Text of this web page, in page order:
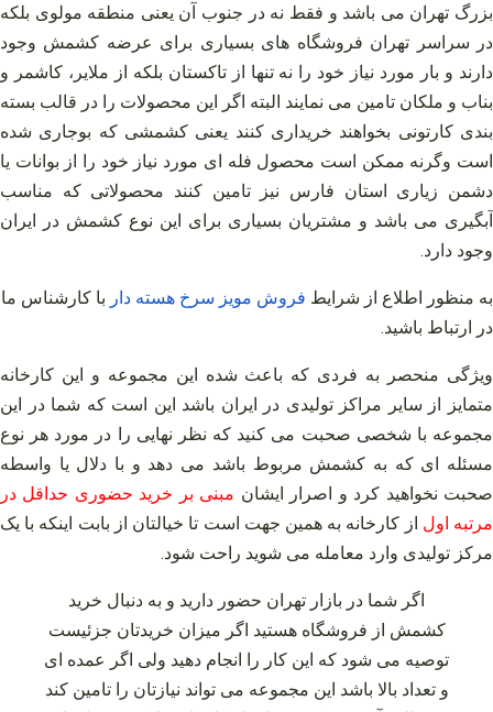
بزرگ تهران می‌ باشد و فقط نه در جنوب آن یعنی منطقه مولوی بلکه
در سراسر تهران فروشگاه‌ های بسیاری برای عرضه کشمش وجود
دارند و بار مورد نیاز خود را نه تنها از تاکستان بلکه از ملایر، کاشمر و
بناب و ملکان تامین می‌ نمایند البته اگر این محصولات را در قالب بسته‌
بندی کارتونی بخواهند خریداری کنند یعنی کشمشی که بوجاری شده
است وگرنه ممکن است محصول فله‌ ای مورد نیاز خود را از بوانات یا
دشمن زیاری استان فارس نیز تامین کنند محصولاتی که مناسب
آبگیری می‌ باشد و مشتریان بسیاری برای این نوع کشمش در ایران
وجود دارد.
به منظور اطلاع از شرایط فروش مویز سرخ هسته دار با کارشناس ما
در ارتباط باشید.
ویژگی منحصر به فردی که باعث شده این مجموعه و این کارخانه
متمایز از سایر مراکز تولیدی در ایران باشد این است که شما در این
مجموعه با شخصی صحبت می‌ کنید که نظر نهایی را در مورد هر نوع
مسئله‌ ای که به کشمش مربوط باشد می‌ دهد و با دلال یا واسطه
صحبت نخواهید کرد و اصرار ایشان مبنی بر خرید حضوری حداقل در
مرتبه اول از کارخانه به همین جهت است تا خیالتان از بابت اینکه با یک
مرکز تولیدی وارد معامله می‌ شوید راحت شود.
اگر شما در بازار تهران حضور دارید و به دنبال خرید
کشمش از فروشگاه هستید اگر میزان خریدتان جزئیست
توصیه می‌ شود که این کار را انجام دهید ولی اگر عمده‌ ای
و تعداد بالا باشد این مجموعه می‌ تواند نیازتان را تامین کند